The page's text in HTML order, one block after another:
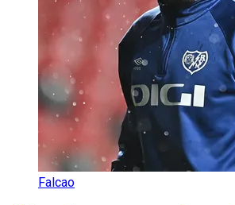
Falcao